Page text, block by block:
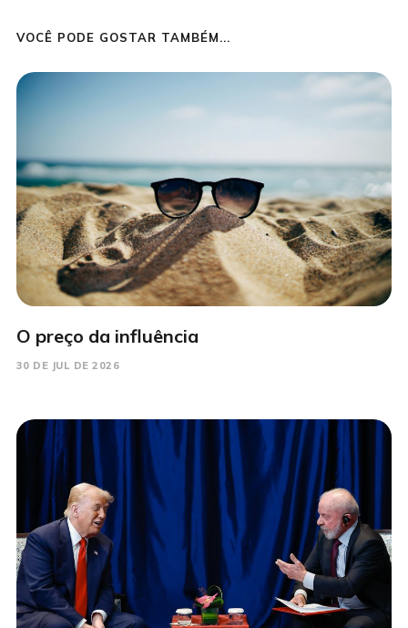
VOCÊ PODE GOSTAR TAMBÉM...
O preço da influência
30 DE JUL DE 2026